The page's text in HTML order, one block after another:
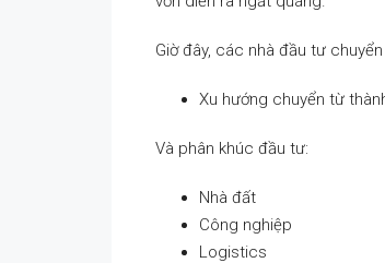
Giờ đây, các nhà đầu tư
Xu hướng chuyển từ
Và phân khúc đầu tư:
Nhà đất
Công nghiệp
Logistics